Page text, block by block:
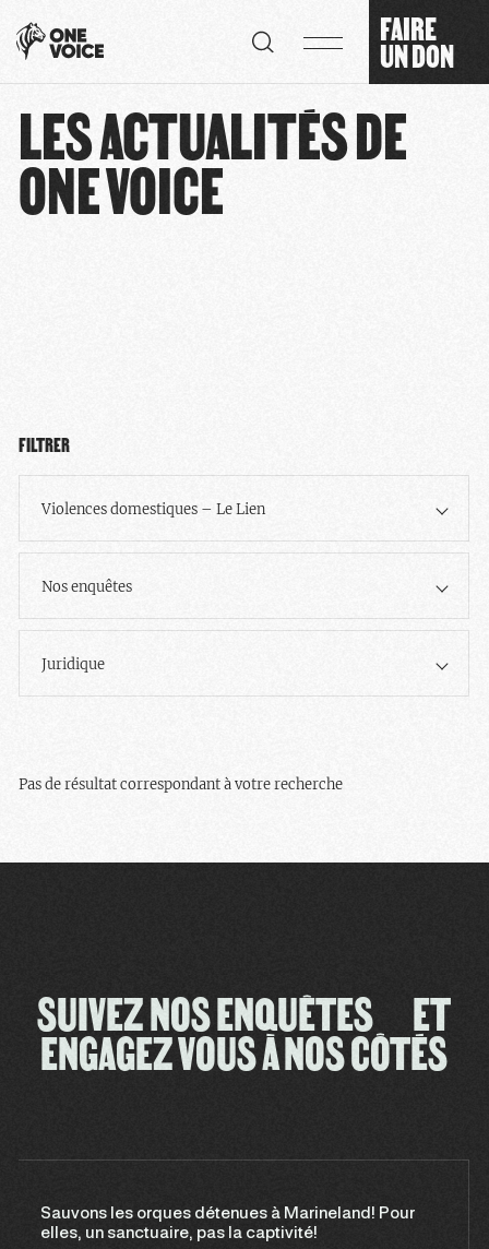
FAIRE
UN DON
LES ACTUALITÉS DE
ONE VOICE
FILTRER
Violences domestiques – Le Lien
Nos enquêtes
Juridique
Pas de résultat correspondant à votre recherche
SUIVEZ NOS ENQUÊTES ET
ENGAGEZ VOUS À NOS CÔTÉS
Sauvons les orques détenues à Marineland! Pour
elles, un sanctuaire, pas la captivité!